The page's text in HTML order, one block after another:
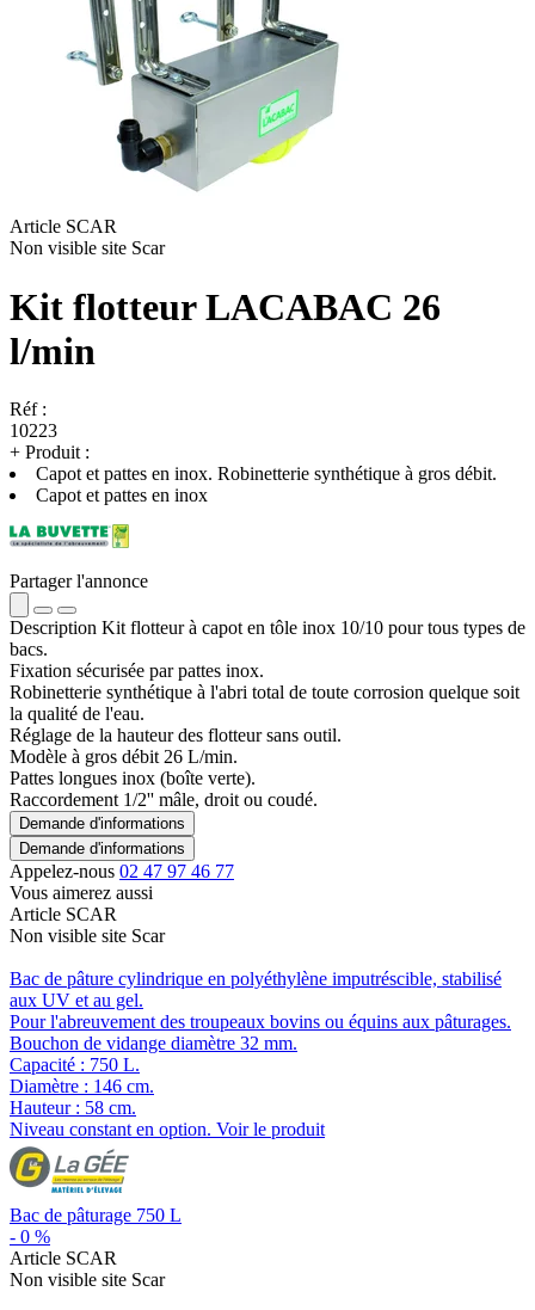
Article SCAR
Non visible site Scar
Kit flotteur LACABAC 26
l/min
Réf :
10223
+ Produit :
Capot et pattes en inox. Robinetterie synthétique à gros débit.
Capot et pattes en inox
Partager l'annonce
Description Kit flotteur à capot en tôle inox 10/10 pour tous types de
bacs.
Fixation sécurisée par pattes inox.
Robinetterie synthétique à l'abri total de toute corrosion quelque soit
la qualité de l'eau.
Réglage de la hauteur des flotteur sans outil.
Modèle à gros débit 26 L/min.
Pattes longues inox (boîte verte).
Raccordement 1/2'' mâle, droit ou coudé.
Demande d'informations
Demande d'informations
Appelez-nous 02 47 97 46 77
Vous aimerez aussi
Article SCAR
Non visible site Scar
Bac de pâture cylindrique en polyéthylène imputréscible, stabilisé
aux UV et au gel.
Pour l'abreuvement des troupeaux bovins ou équins aux pâturages.
Bouchon de vidange diamètre 32 mm.
Capacité : 750 L.
Diamètre : 146 cm.
Hauteur : 58 cm.
Niveau constant en option. Voir le produit
Bac de pâturage 750 L
- 0 %
Article SCAR
Non visible site Scar